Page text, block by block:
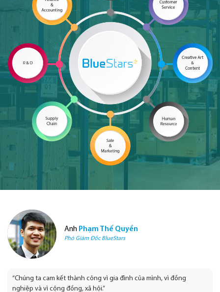
Anh Phạm Thế Quyền
Phó Giám Đốc BlueStars
“Chúng ta cam kết thành công vì gia đình của mình, vì đồng
nghiệp và vì cộng đồng, xã hội.”